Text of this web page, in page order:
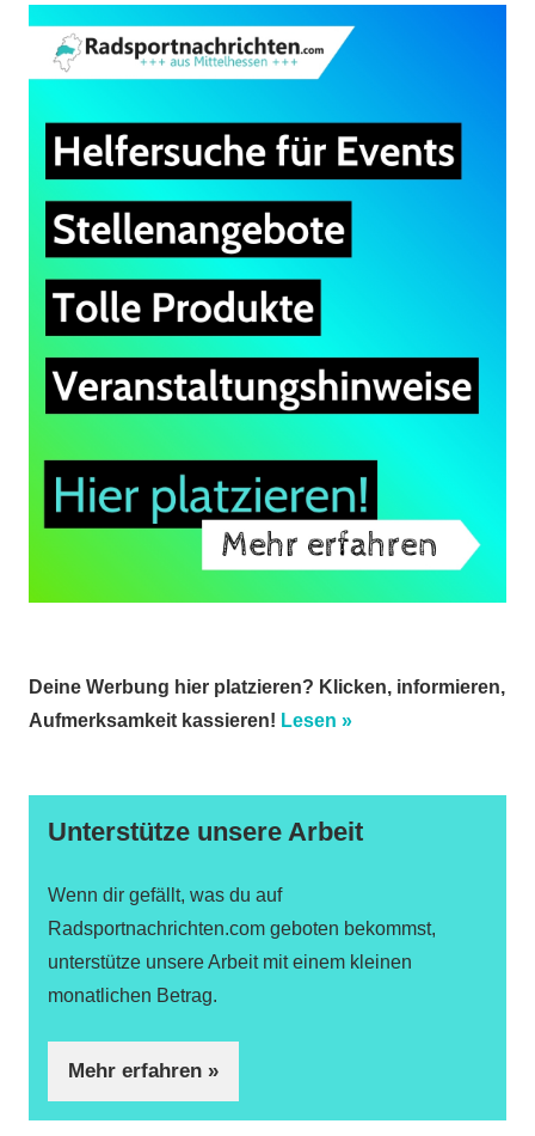
Deine Werbung hier platzieren? Klicken, informieren,
Aufmerksamkeit kassieren! Lesen »
Unterstütze unsere Arbeit
Wenn dir gefällt, was du auf
Radsportnachrichten.com geboten bekommst,
unterstütze unsere Arbeit mit einem kleinen
monatlichen Betrag.
Mehr erfahren »